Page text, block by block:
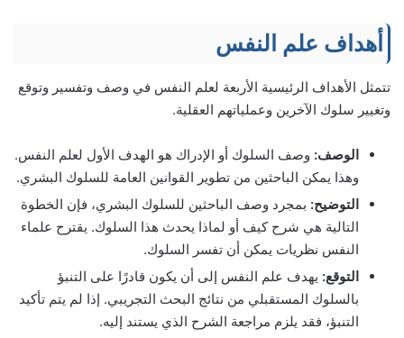
أهداف علم النفس
تتمثل الأهداف الرئيسية الأربعة لعلم النفس في وصف وتفسير وتوقع
وتغيير سلوك الآخرين وعملياتهم العقلية.
الوصف: وصف السلوك أو الإدراك هو الهدف الأول لعلم النفس.
وهذا يمكن الباحثين من تطوير القوانين العامة للسلوك البشري.
التوضيح: بمجرد وصف الباحثين للسلوك البشري، فإن الخطوة
التالية هي شرح كيف أو لماذا يحدث هذا السلوك. يقترح علماء
النفس نظريات يمكن أن تفسر السلوك.
التوقع: يهدف علم النفس إلى أن يكون قادرًا على التنبؤ
بالسلوك المستقبلي من نتائج البحث التجريبي. إذا لم يتم تأكيد
التنبؤ، فقد يلزم مراجعة الشرح الذي يستند إليه.